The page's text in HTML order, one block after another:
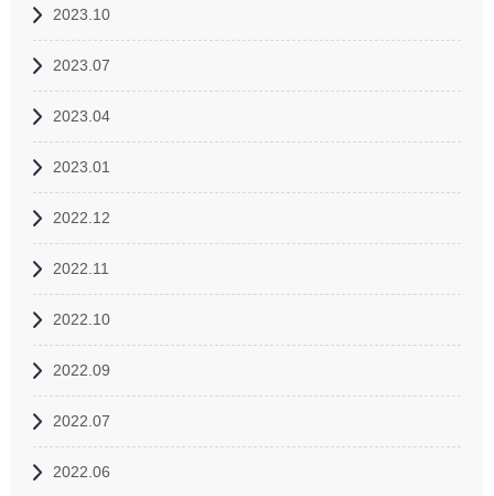
2023.10
2023.07
2023.04
2023.01
2022.12
2022.11
2022.10
2022.09
2022.07
2022.06